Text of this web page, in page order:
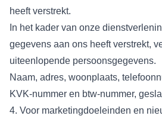
heeft verstrekt.
In het kader van onze
gegevens aan ons heeft verstrekt,
uiteenlopende persoonsgegevens.
Naam, adres, woonplaats,
KVK-nummer en btw-nummer,
4. Voor marketingdoeleinden en